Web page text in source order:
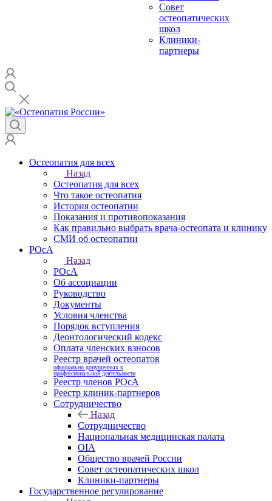
Совет
остеопатических
школ
Клиники-
партнеры
Остеопатия для всех
Назад
Остеопатия для всех
Что такое остеопатия
История остеопатии
Показания и противопоказания
Как правильно выбрать врача-остеопата и клинику
СМИ об остеопатии
РОсА
Назад
РОсА
Об ассоциации
Руководство
Документы
Условия членства
Порядок вступления
Деонтологический кодекс
Оплата членских взносов
Реестр врачей остеопатов
официально допущенных к
профессиональной деятельности
Реестр членов РОсА
Реестр клиник-партнеров
Сотрудничество
Назад
Сотрудничество
Национальная медицинская палата
OIA
Общество врачей России
Совет остеопатических школ
Клиники-партнеры
Государственное регулирование